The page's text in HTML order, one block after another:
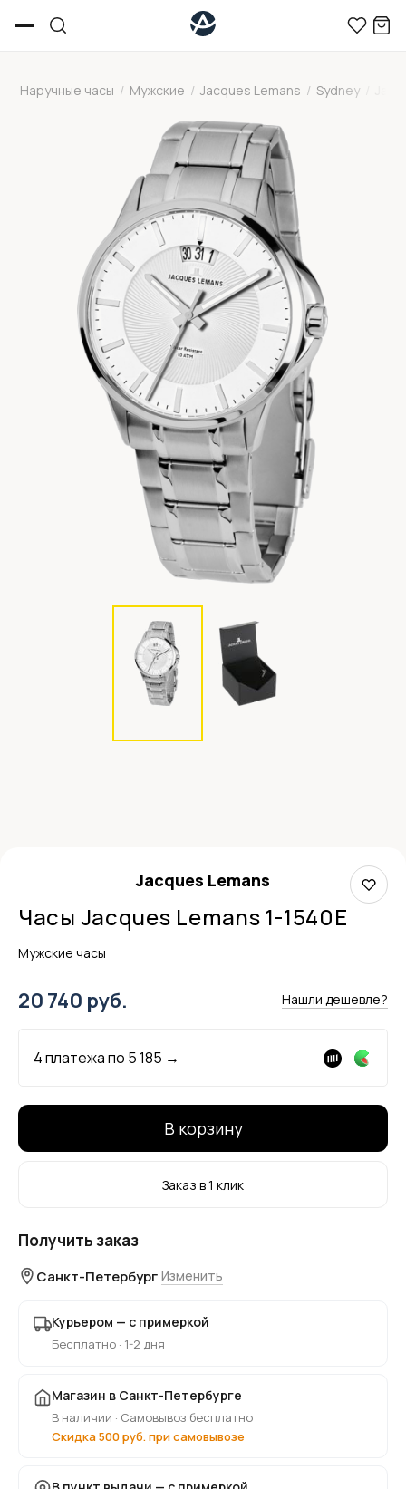
Наручные часы / Мужские / Jacques Lemans / Sydney
Jacques Lemans
Часы Jacques Lemans 1-1540E
Мужские часы
20 740 руб. Нашли дешевле?
4 платежа по 5 185 →
В корзину
Заказ в 1 клик
Получить заказ
Санкт-Петербург Изменить
Курьером — с примеркой
Бесплатно · 1-2 дня
Магазин в Санкт-Петербурге
В наличии · Самовывоз бесплатно
Скидка 500 руб. при самовывозе